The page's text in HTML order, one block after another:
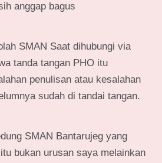
anggap bagus
SMAN Saat dihubungi via
tanda tangan PHO itu
penulisan atau kesalahan
sudah di tandai tangan.
SMAN Bantarujeg yang
bukan urusan saya melainkan